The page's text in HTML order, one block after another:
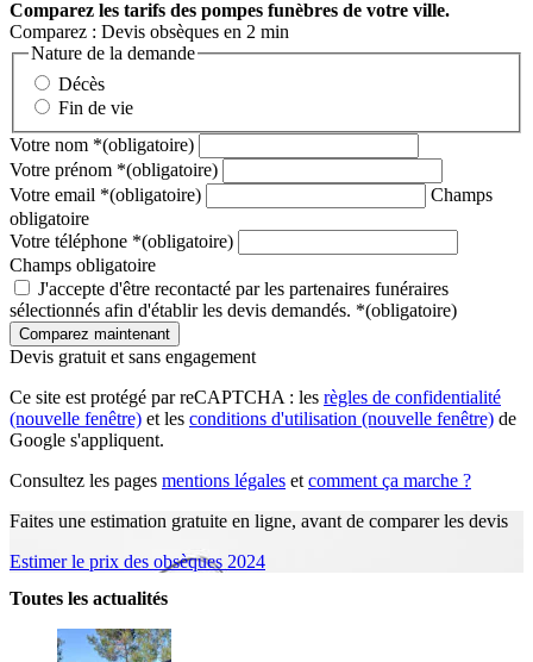
Comparez les tarifs des pompes funèbres de votre ville.
Comparez : Devis obsèques en 2 min
Nature de la demande
Décès
Fin de vie
Votre nom *(obligatoire)
Votre prénom *(obligatoire)
Votre email *(obligatoire)
Champs
obligatoire
Votre téléphone *(obligatoire)
Champs obligatoire
J'accepte d'être recontacté par les partenaires funéraires
sélectionnés afin d'établir les devis demandés. *(obligatoire)
Devis gratuit et sans engagement
Ce site est protégé par reCAPTCHA : les règles de confidentialité
(nouvelle fenêtre) et les conditions d'utilisation (nouvelle fenêtre) de
Google s'appliquent.
Consultez les pages mentions légales et comment ça marche ?
Faites une estimation gratuite en ligne, avant de comparer les devis
Estimer le prix des obsèques 2024
Toutes les actualités